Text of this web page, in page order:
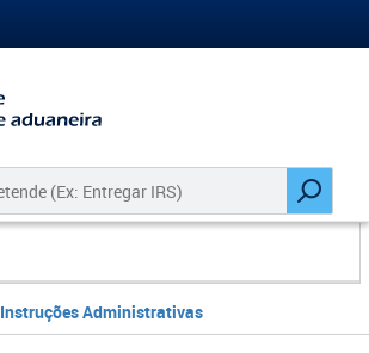
Instruções Administrativas